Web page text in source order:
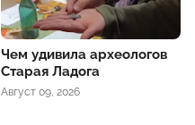
Чем удивила археологов
Старая Ладога
Август 09, 2026